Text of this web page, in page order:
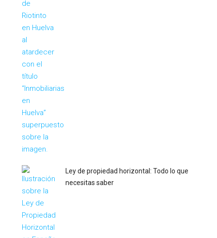
Ley de propiedad horizontal: Todo lo que
necesitas saber